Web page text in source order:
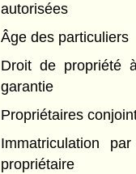
autorisées
Âge des particuliers
Droit de propriété
garantie
Propriétaires
Immatriculation
propriétaire